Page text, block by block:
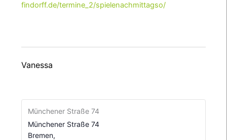
findorff.de/termine_2/spielenachmittagso/
Vanessa
Münchener Straße 74
Münchener Straße 74
Bremen,